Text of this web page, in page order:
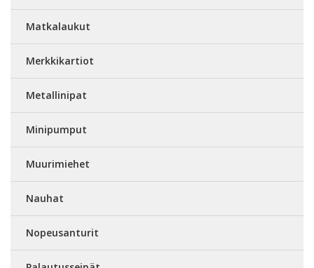
Matkalaukut
Merkkikartiot
Metallinipat
Minipumput
Muurimiehet
Nauhat
Nopeusanturit